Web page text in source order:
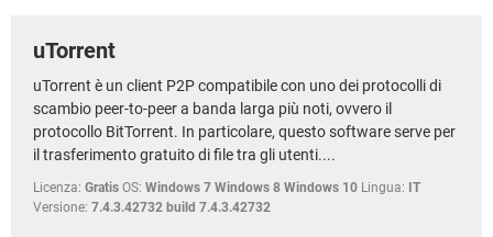
uTorrent
uTorrent è un client P2P compatibile con uno dei protocolli di
scambio peer-to-peer a banda larga più noti, ovvero il
protocollo BitTorrent. In particolare, questo software serve per
il trasferimento gratuito di file tra gli utenti....
Licenza: Gratis OS: Windows 7 Windows 8 Windows 10 Lingua: IT
Versione: 7.4.3.42732 build 7.4.3.42732